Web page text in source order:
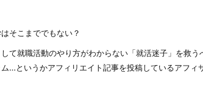
そこまででもない？
て就職活動のやり方がわからない「就活迷子」を救う
…というかアフィリエイト記事を投稿しているアフィ